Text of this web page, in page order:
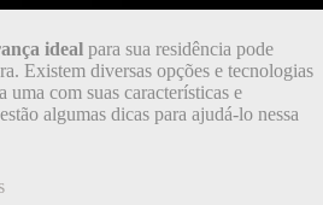
ideal para sua residência pode
Existem diversas opções e tecnologias
com suas características e
algumas dicas para ajudá-lo nessa